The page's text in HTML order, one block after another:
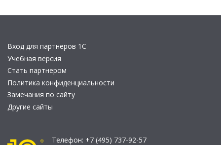
Вход для партнеров 1С
Учебная версия
Стать партнером
Политика конфиденциальности
Замечания по сайту
Другие сайты
Телефон: +7 (495) 737-92-57